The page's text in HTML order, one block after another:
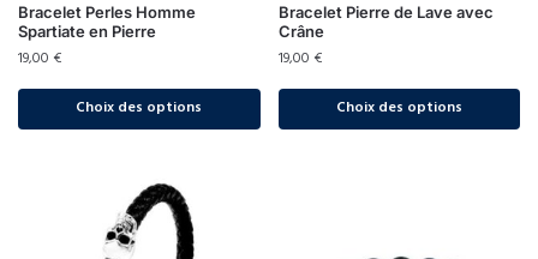
Bracelet Perles Homme
Spartiate en Pierre
19,00 €
Choix des options
Bracelet Pierre de Lave avec
Crâne
19,00 €
Choix des options